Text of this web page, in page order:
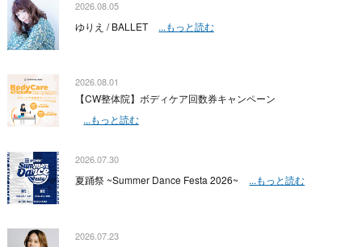
2026.08.05
ゆりえ / BALLET ...もっと読む
2026.08.01
【CW整体院】ボディケア回数券キャンペーン
...もっと読む
2026.07.30
夏踊祭 ~Summer Dance Festa 2026~ ...もっと読む
2026.07.23